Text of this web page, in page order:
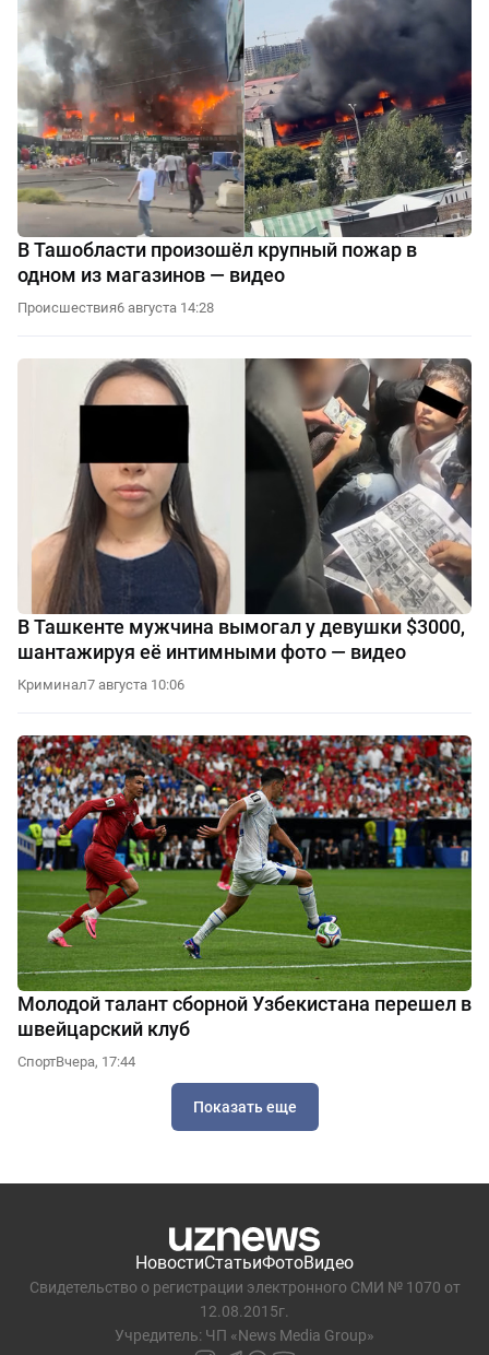
В Ташобласти произошёл крупный пожар в
одном из магазинов — видео
Происшествия6 августа 14:28
В Ташкенте мужчина вымогал у девушки $3000,
шантажируя её интимными фото — видео
Криминал7 августа 10:06
Молодой талант сборной Узбекистана перешел в
швейцарский клуб
СпортВчера, 17:44
Показать еще
НовостиСтатьиФотоВидео
Свидетельство о регистрации электронного СМИ № 1070 от
12.08.2015г.
Учредитель: ЧП «News Media Group»